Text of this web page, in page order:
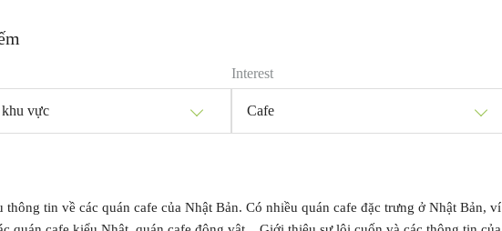
khu vực
Interest
Cafe
thông tin về các quán cafe của Nhật Bản. Có nhiều quán cafe đặc trưng ở Nhật Bản, ví